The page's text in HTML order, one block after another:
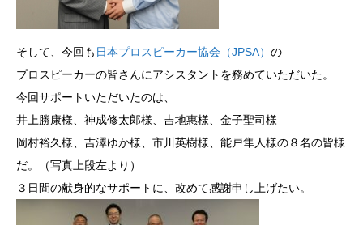
そして、今回も 日本プロスピーカー協会（JPSA） の
プロスピーカーの皆さんにアシスタントを務めていただいた。
今回サポートいただいたのは、
井上勝康様、神成修太郎様、吉地惠様、金子聖司様
岡村裕久様、吉澤ゆか様、市川英樹様、能戸隼人様の８名の皆様
だ。（写真上段左より）
３日間の献身的なサポートに、改めて感謝申し上げたい。